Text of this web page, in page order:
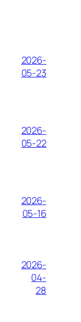
2026-
05-23
2026-
05-22
2026-
05-16
2026-
04-
28